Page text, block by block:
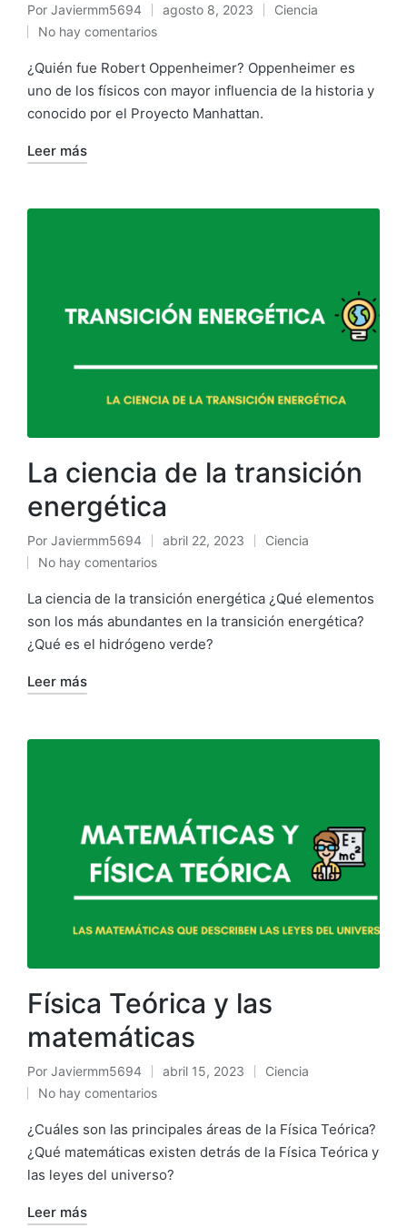
Por Javiermm5694 agosto 8, 2023
Ciencia
No hay comentarios
¿Quién fue Robert Oppenheimer? Oppenheimer es
uno de los físicos con mayor influencia de la historia y
conocido por el Proyecto Manhattan.
Leer más
La ciencia de la transición
energética
Por Javiermm5694 abril 22, 2023
Ciencia
No hay comentarios
La ciencia de la transición energética ¿Qué elementos
son los más abundantes en la transición energética?
¿Qué es el hidrógeno verde?
Leer más
Física Teórica y las
matemáticas
Por Javiermm5694 abril 15, 2023
Ciencia
No hay comentarios
¿Cuáles son las principales áreas de la Física Teórica?
¿Qué matemáticas existen detrás de la Física Teórica y
las leyes del universo?
Leer más